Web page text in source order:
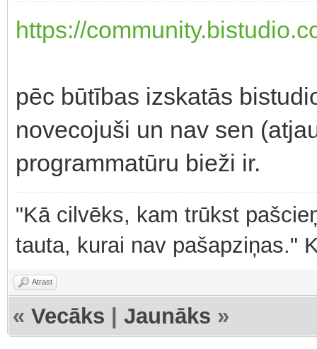
https://
pēc būtības izskatās
novecojuši un nav sen
programmatūru bieži ir.
"Kā cilvēks, kam trūkst
tauta, kurai nav pašapziņas."
Atrast
« Vecāks Jaunāks »